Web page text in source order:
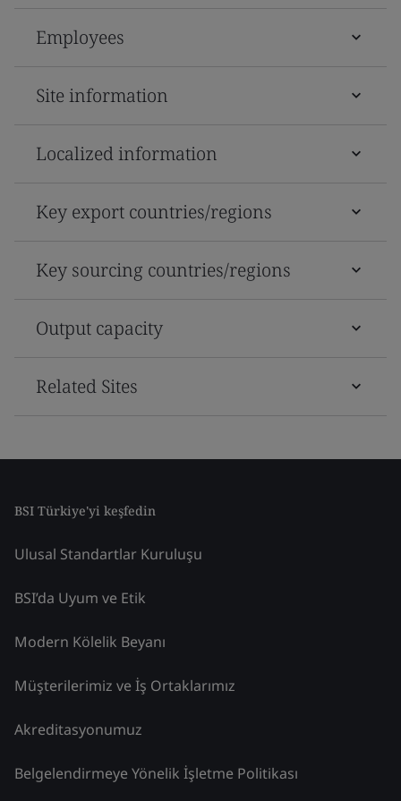
Employees
Site information
Localized information
Key export countries/regions
Key sourcing countries/regions
Output capacity
Related Sites
BSI Türkiye'yi keşfedin
Ulusal Standartlar Kuruluşu
BSI’da Uyum ve Etik
Modern Kölelik Beyanı
Müşterilerimiz ve İş Ortaklarımız
Akreditasyonumuz
Belgelendirmeye Yönelik İşletme Politikası